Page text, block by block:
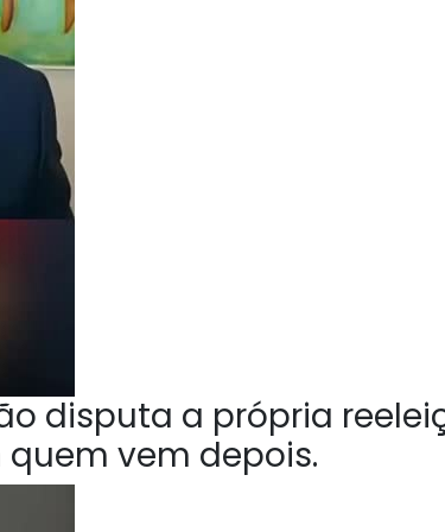
disputa a própria
vem depois.